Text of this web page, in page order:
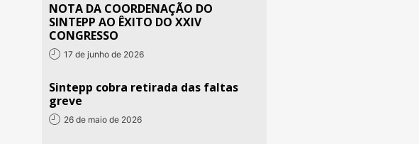
NOTA DA COORDENAÇÃO DO
SINTEPP AO ÊXITO DO XXIV
CONGRESSO
17 de junho de 2026
Sintepp cobra retirada das faltas
greve
26 de maio de 2026